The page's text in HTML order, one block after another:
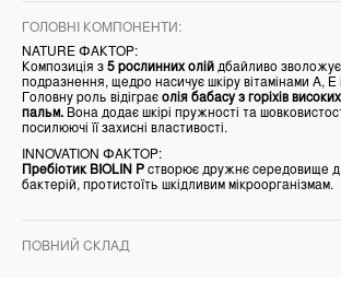
ГОЛОВНІ КОМПОНЕНТИ:
NATURE ФАКТОР:
Композиція з5 рослинних олій дбайливо зволожує
подразнення, щедро насичує шкіру вітамінами А, Е
Головну роль відіграєолія бабасу з горіхів
пальм.Вона додає шкірі пружності та
посилюючі її захисні властивості.
INNOVATION ФАКТОР:
Пребіотик BIOLIN Pстворює дружнє середовище
бактерій, протистоїть шкідливим мікроорганізмам.
ПОВНИЙ СКЛАД